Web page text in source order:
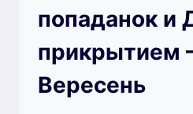
попаданок и
прикрытием
Вересень